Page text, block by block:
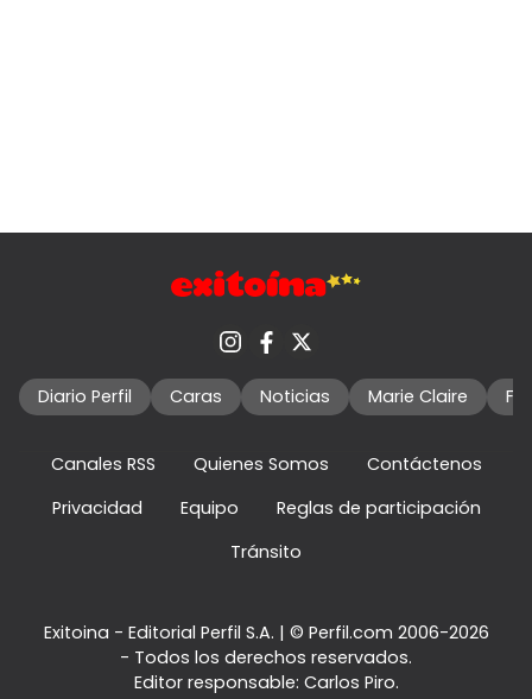
Diario Perfil Caras Noticias Marie Claire
Canales RSS Quienes Somos
Contáctenos
Privacidad
Equipo
Reglas de participación
Tránsito
Exitoina - Editorial Perfil S.A. | © Perfil.com 2006-2026
- Todos los derechos reservados.
Editor responsable: Carlos Piro.